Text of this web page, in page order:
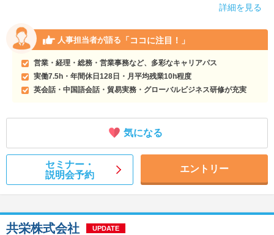
詳細を見る
人事担当者が語る 「ココに注目！」
営業・経理・総務・営業事務など、多彩なキャリアパス
実働7.5h・年間休日128日・月平均残業10h程度
英会話・中国語会話・貿易実務・グローバルビジネス研修が充実
気になる
セミナー・
説明会予約
エントリー
共栄株式会社 UPDATE